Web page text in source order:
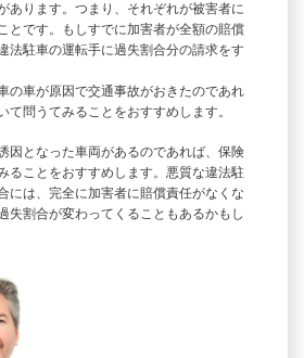
あります。つまり、それぞれが被害者に
とです。もしすでに加害者が全額の賠償
法駐車の運転手に過失割合分の請求をす
の車が原因で交通事故がおきたのであれ
て問うてみることをおすすめします。
因となった車両があるのであれば、保険
ることをおすすめします。悪質な違法駐
には、完全に加害者に賠償責任がなくな
失割合が変わってくることもあるかもし